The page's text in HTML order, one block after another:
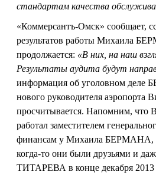
стандартам качества
«Коммерсантъ-Омск» сообщает,
результатов работы Михаила
продолжается: «В них, на наш
Результаты аудита будут
информация об уголовном деле
нового руководителя
просчитывается. Напомним, что
работал заместителем
финансам у Михаила БЕРМАНА,
когда-то они были друзьями и
ТИТАРЕВА в конце декабря 2013